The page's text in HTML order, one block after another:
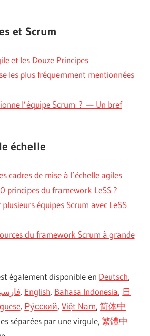
et Scrum
et les Douze Principes
les plus fréquemment mentionnées
l’équipe Scrum ? — Un bref
échelle
cadres de mise à l’échelle agiles
principes du framework LeSS ?
équipes Scrum avec LeSS
du framework Scrum à grande
également disponible en Deutsch,
, English, Bahasa Indonesia, 日
, Ру́сский,Việt Nam,简体中
séparées par une virgule,繁體中